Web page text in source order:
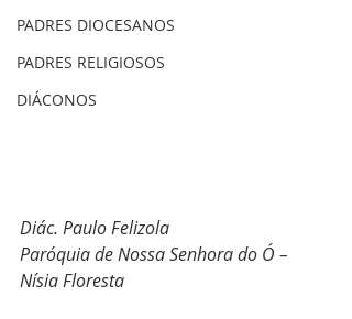
PADRES DIOCESANOS
PADRES RELIGIOSOS
DIÁCONOS
Diác. Paulo Felizola
Paróquia de Nossa Senhora do Ó –
Nísia Floresta